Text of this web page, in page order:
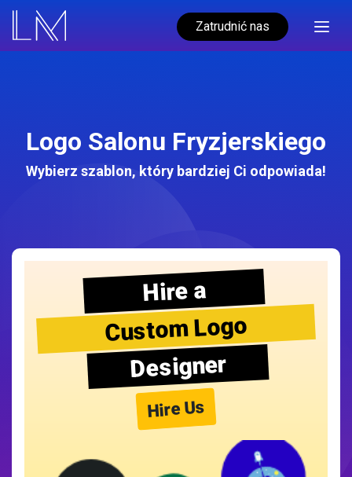
Zatrudnić nas
Logo Salonu Fryzjerskiego
Wybierz szablon, który bardziej Ci odpowiada!
Hire a
Custom Logo
Designer
Hire Us